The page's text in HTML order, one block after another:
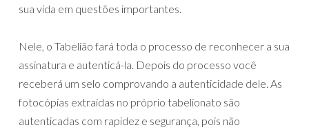
sua vida em questões importantes.
Nele, o Tabelião fará toda o processo de reconhecer a sua
assinatura e autenticá-la. Depois do processo você
receberá um selo comprovando a autenticidade dele. As
fotocópias extraídas no próprio tabelionato são
autenticadas com rapidez e segurança, pois não